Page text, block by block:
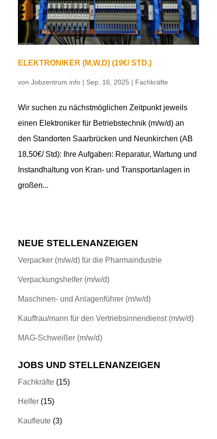
ELEKTRONIKER (M,W,D) (19€/ STD.)
vonJobzentrum.info | Sep. 16, 2025 | Fachkräfte
Wir suchen zu nächstmöglichen Zeitpunkt jeweils
einen Elektroniker für Betriebstechnik (m/w/d) an
den Standorten Saarbrücken und Neunkirchen (AB
18,50€/ Std): Ihre Aufgaben: Reparatur, Wartung und
Instandhaltung von Kran- und Transportanlagen in
großen...
NEUE STELLENANZEIGEN
Verpacker (m/w/d) für die Pharmaindustrie
Verpackungshelfer (m/w/d)
Maschinen- und Anlagenführer (m/w/d)
Kauffrau/mann für den Vertriebsinnendienst (m/w/d)
MAG-Schweißer (m/w/d)
JOBS UND STELLENANZEIGEN
Fachkräfte (15)
Helfer (15)
Kaufleute (3)